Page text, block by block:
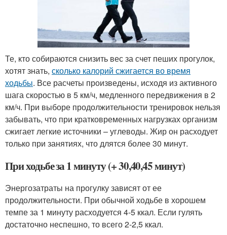
Те, кто собираются снизить вес за счет пеших прогулок,
хотят знать, сколько калорий сжигается во время
ходьбы. Все расчеты произведены, исходя из активного
шага скоростью в 5 км/ч, медленного передвижения в 2
км/ч. При выборе продолжительности тренировок нельзя
забывать, что при кратковременных нагрузках организм
сжигает легкие источники – углеводы. Жир он расходует
только при занятиях, что длятся более 30 минут.
При ходьбе за 1 минуту (+ 30,40,45 минут)
Энергозатраты на прогулку зависят от ее
продолжительности. При обычной ходьбе в хорошем
темпе за 1 минуту расходуется 4-5 ккал. Если гулять
достаточно неспешно, то всего 2-2,5 ккал.